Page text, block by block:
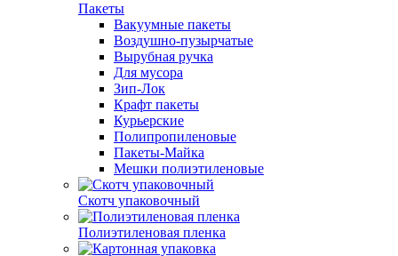
Пакеты
Вакуумные пакеты
Воздушно-пузырчатые
Вырубная ручка
Для мусора
Зип-Лок
Крафт пакеты
Курьерские
Полипропиленовые
Пакеты-Майка
Мешки полиэтиленовые
Скотч упаковочный
Полиэтиленовая пленка